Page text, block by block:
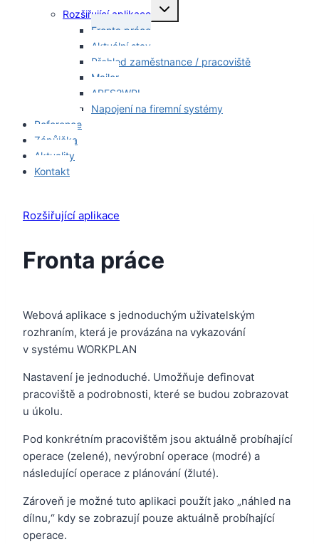
Rozšiřující aplikace
Toggle
Fronta práce
Aktuální stav
Přehled zaměstnance / pracoviště
Mailer
ARES2WPL
Napojení na firemní systémy
Reference
Zápůjčka
Aktuality
Kontakt
Rozšiřující aplikace
Fronta práce
Webová aplikace s jednoduchým uživatelským
rozhraním, která je provázána na vykazování
v systému WORKPLAN
Nastavení je jednoduché. Umožňuje definovat
pracoviště a podrobnosti, které se budou zobrazovat
u úkolu.
Pod konkrétním pracovištěm jsou aktuálně probíhající
operace (zelené), nevýrobní operace (modré) a
následující operace z plánování (žluté).
Zároveň je možné tuto aplikaci použít jako „náhled na
dílnu,“ kdy se zobrazují pouze aktuálně probíhající
operace.